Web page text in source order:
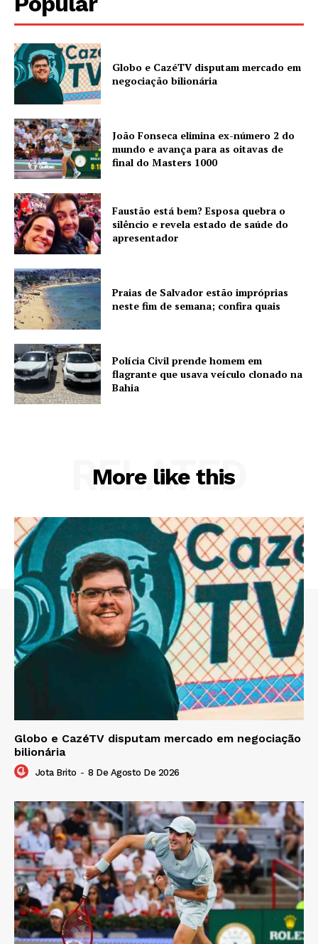
Globo e CazéTV disputam mercado em
negociação bilionária
João Fonseca elimina ex-número 2 do
mundo e avança para as oitavas de
final do Masters 1000
Faustão está bem? Esposa quebra o
silêncio e revela estado de saúde do
apresentador
Praias de Salvador estão impróprias
neste fim de semana; confira quais
Polícia Civil prende homem em
flagrante que usava veículo clonado na
Bahia
More like this
RELATED
Globo e CazéTV disputam mercado em negociação
bilionária
Jota Brito - 8 De Agosto De 2026